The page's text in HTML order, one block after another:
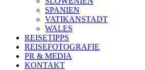
SPANIEN
VATIKANSTADT
WALES
REISETIPPS
REISEFOTOGRAFIE
PR & MEDIA
KONTAKT